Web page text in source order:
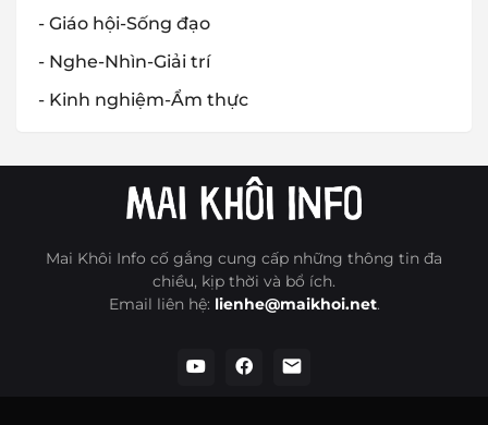
- Giáo hội-Sống đạo
- Nghe-Nhìn-Giải trí
- Kinh nghiệm-Ẩm thực
Mai Khôi Info cố gắng cung cấp những thông tin đa
chiều, kịp thời và bổ ích.
Email liên hệ: lienhe@maikhoi.net.